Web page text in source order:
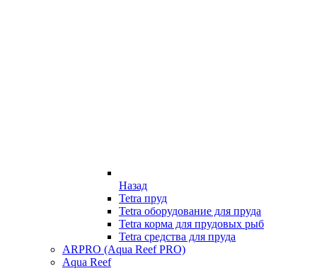
Назад
Tetra пруд
Tetra оборудование для пруда
Tetra корма для прудовых рыб
Tetra средства для пруда
ARPRO (Aqua Reef PRO)
Aqua Reef